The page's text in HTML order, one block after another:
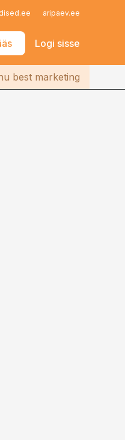
aripaev.ee
Logi sisse
best marketing